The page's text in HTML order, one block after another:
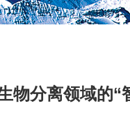
物分离领域的“